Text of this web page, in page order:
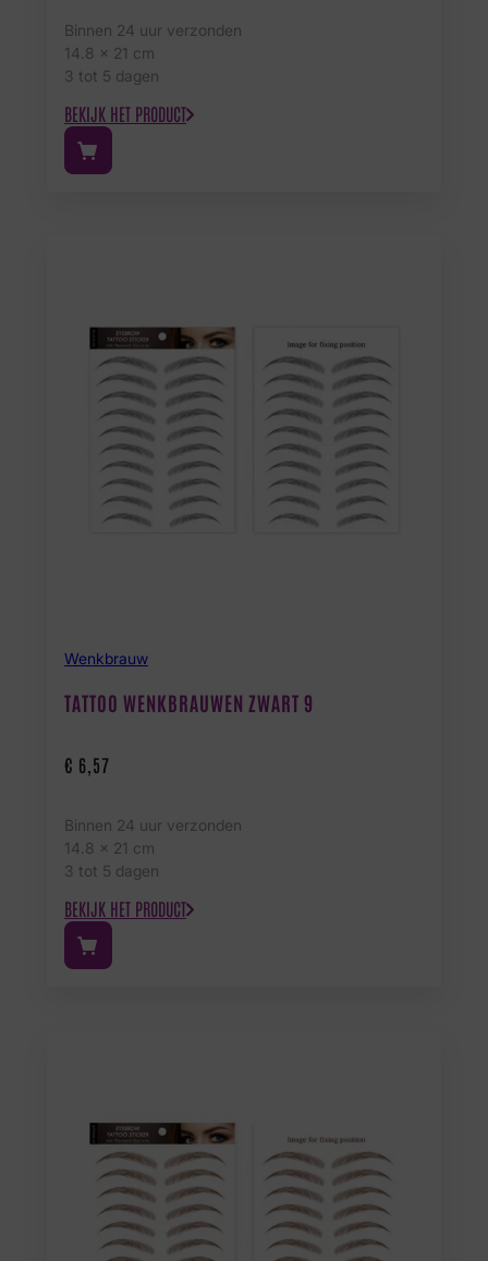
Binnen 24 uur verzonden
14.8 x 21 cm
3 tot 5 dagen
BEKIJK HET PRODUCT
Wenkbrauw
TATTOO WENKBRAUWEN ZWART 9
€ 6,57
Binnen 24 uur verzonden
14.8 x 21 cm
3 tot 5 dagen
BEKIJK HET PRODUCT